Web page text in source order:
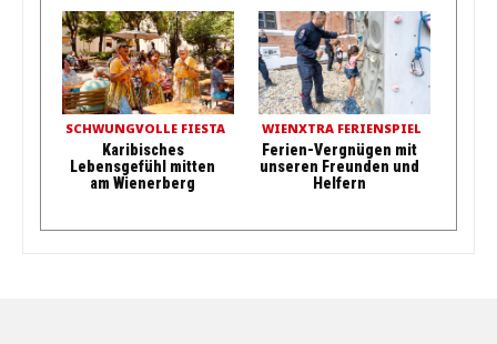
SCHWUNGVOLLE FIESTA
Karibisches
Lebensgefühl mitten
am Wienerberg
WIENXTRA FERIENSPIEL
Ferien-Vergnügen mit
unseren Freunden und
Helfern